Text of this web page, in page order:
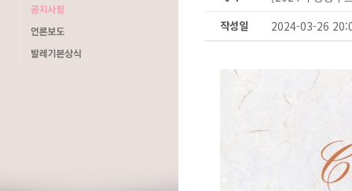
작성일 2024-03-26